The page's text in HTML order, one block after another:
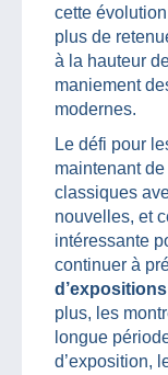
cette
plus de
à la hauteur
maniement
modernes.
Le défi pour
maintenant
classiques
nouvelles, et
intéressante
continuer à
d’expositions
plus, les
longue
d’exposition,